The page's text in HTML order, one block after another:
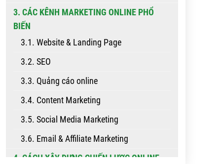
3. CÁC KÊNH MARKETING ONLINE PHỔ
BIẾN
3.1. Website & Landing Page
3.2. SEO
3.3. Quảng cáo online
3.4. Content Marketing
3.5. Social Media Marketing
3.6. Email & Affiliate Marketing
4. CÁCH XÂY DỰNG CHIẾN LƯỢC ONLINE